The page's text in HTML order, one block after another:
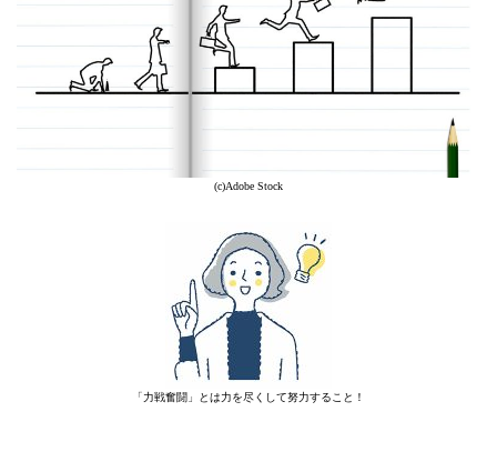
(c)Adobe Stock
「力戦奮闘」とは力を尽くして努力すること！